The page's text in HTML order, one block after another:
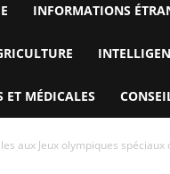
INFORMATIONS
ET MÉDICALES
aux Jeux olympiques spéciaux